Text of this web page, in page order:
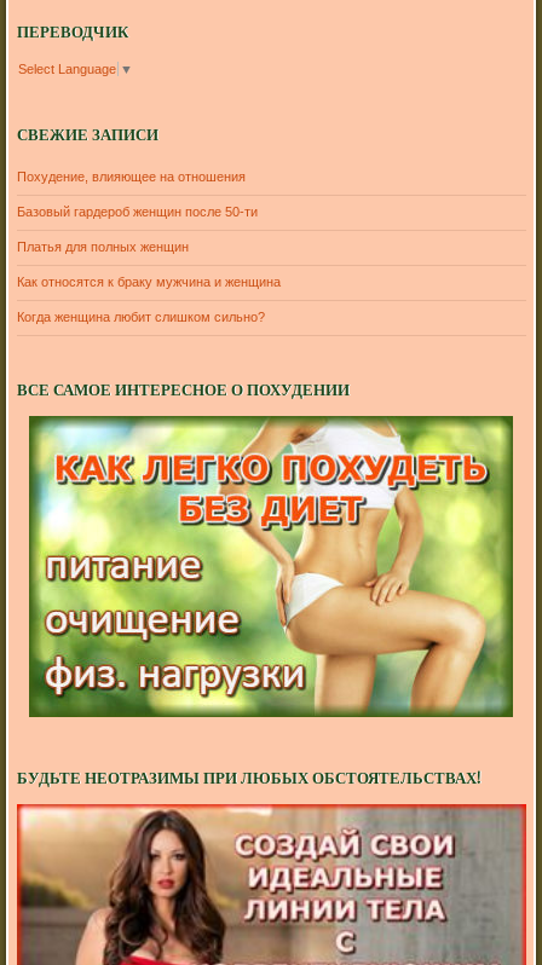
ПЕРЕВОДЧИК
Select Language ▼
СВЕЖИЕ ЗАПИСИ
Похудение, влияющее на отношения
Базовый гардероб женщин после 50-ти
Платья для полных женщин
Как относятся к браку мужчина и женщина
Когда женщина любит слишком сильно?
ВСЕ САМОЕ ИНТЕРЕСНОЕ О ПОХУДЕНИИ
БУДЬТЕ НЕОТРАЗИМЫ ПРИ ЛЮБЫХ ОБСТОЯТЕЛЬСТВАХ!